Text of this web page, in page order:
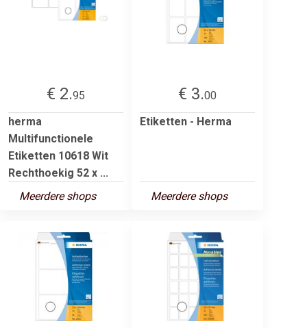
€ 2.95
herma
Multifunctionele
Etiketten 10618 Wit
Rechthoekig 52 x ...
Meerdere shops
€ 3.00
Etiketten - Herma
Meerdere shops